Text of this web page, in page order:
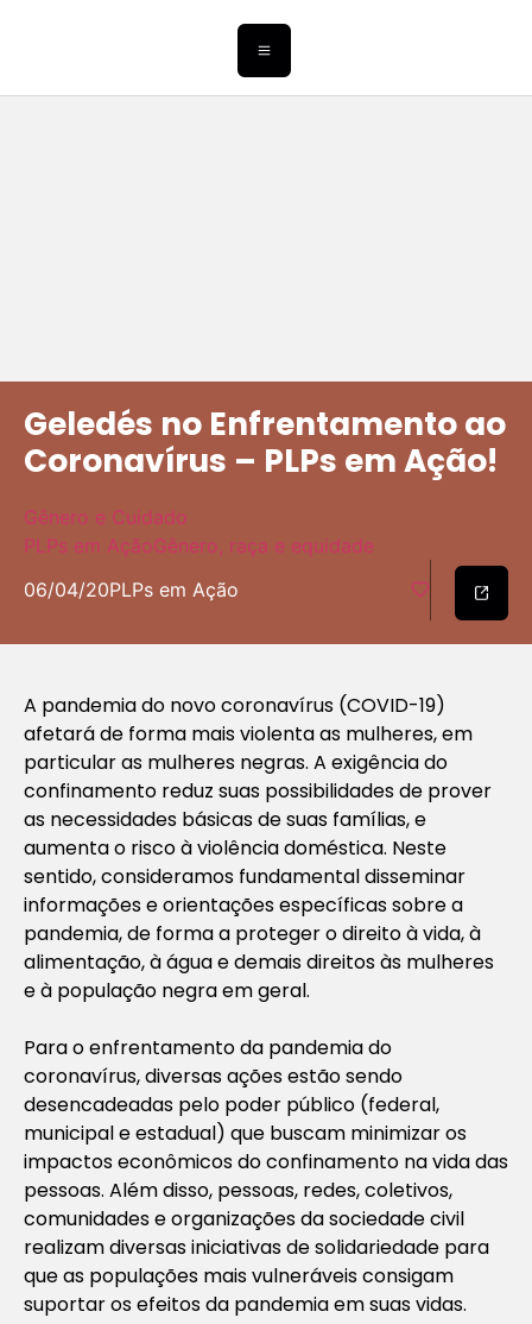
Geledés no Enfrentamento ao
Coronavírus – PLPs em Ação!
Gênero e Cuidado
PLPs em AçãoGênero, raça e equidade
06/04/20PLPs em Ação
A pandemia do novo coronavírus (COVID-19)
afetará de forma mais violenta as mulheres, em
particular as mulheres negras. A exigência do
confinamento reduz suas possibilidades de prover
as necessidades básicas de suas famílias, e
aumenta o risco à violência doméstica. Neste
sentido, consideramos fundamental disseminar
informações e orientações específicas sobre a
pandemia, de forma a proteger o direito à vida, à
alimentação, à água e demais direitos às mulheres
e à população negra em geral.
Para o enfrentamento da pandemia do
coronavírus, diversas ações estão sendo
desencadeadas pelo poder público (federal,
municipal e estadual) que buscam minimizar os
impactos econômicos do confinamento na vida das
pessoas. Além disso, pessoas, redes, coletivos,
comunidades e organizações da sociedade civil
realizam diversas iniciativas de solidariedade para
que as populações mais vulneráveis consigam
suportar os efeitos da pandemia em suas vidas.